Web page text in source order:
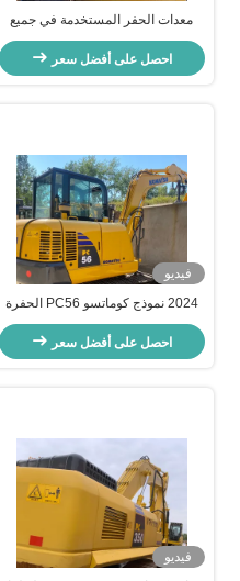
معدات الحفر المستخدمة في جميع
أنحاء الأرض KOMATSU 350 للبناء
الهندسي
احصل على أفضل سعر
فيديو
2024 نموذج كوماتسو PC56 الحفرة
المستخدمة مع 5300kg الوزن العامل
و 0.055 - 0.22m3 سعة دلواحصل على أفضل سعر
فيديو